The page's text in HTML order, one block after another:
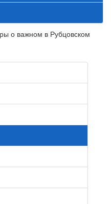
о важном в Рубцовском